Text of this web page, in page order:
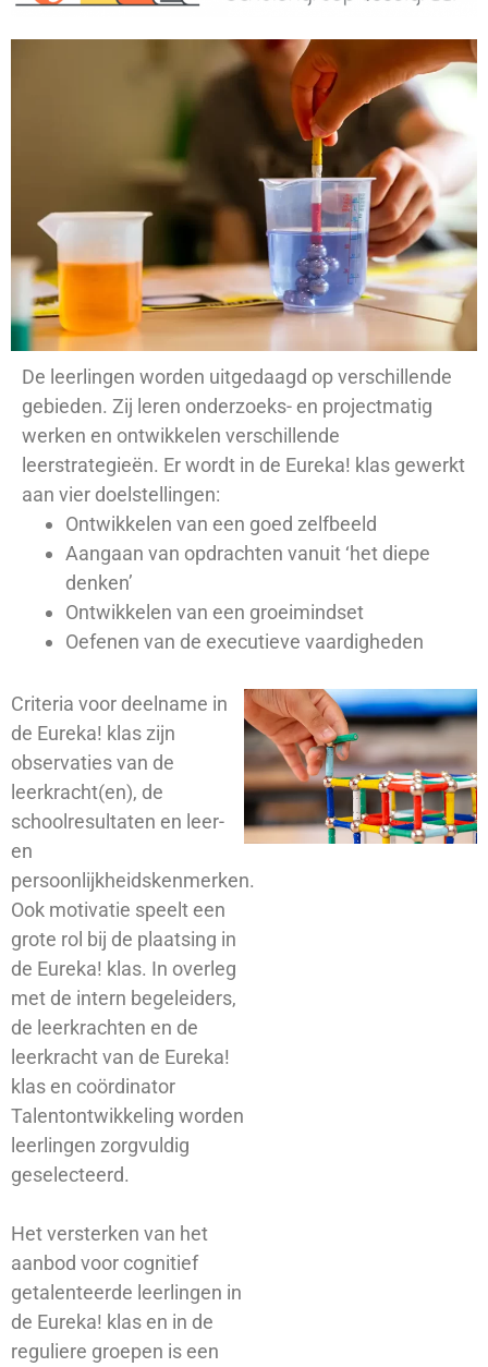
De leerlingen worden uitgedaagd op verschillende
gebieden. Zij leren onderzoeks- en projectmatig
werken en ontwikkelen verschillende
leerstrategieën. Er wordt in de Eureka! klas gewerkt
aan vier doelstellingen:
Ontwikkelen van een goed zelfbeeld
Aangaan van opdrachten vanuit ‘het diepe
denken’
Ontwikkelen van een groeimindset
Oefenen van de executieve vaardigheden
Criteria voor deelname in
de Eureka! klas zijn
observaties van de
leerkracht(en), de
schoolresultaten en leer-
en
persoonlijkheidskenmerken.
Ook motivatie speelt een
grote rol bij de plaatsing in
de Eureka! klas. In overleg
met de intern begeleiders,
de leerkrachten en de
leerkracht van de Eureka!
klas en coördinator
Talentontwikkeling worden
leerlingen zorgvuldig
geselecteerd.
Het versterken van het
aanbod voor cognitief
getalenteerde leerlingen in
de Eureka! klas en in de
reguliere groepen is een